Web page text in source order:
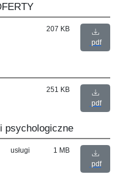
207 KB
pdf
251 KB
pdf
psychologiczne
1 MB
pdf